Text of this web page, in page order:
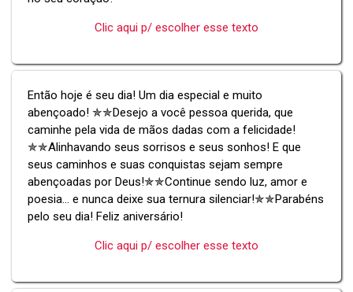
Clic aqui p/ escolher esse texto
Então hoje é seu dia! Um dia especial e muito
abençoado! ✯✯Desejo a você pessoa querida, que
caminhe pela vida de mãos dadas com a felicidade!
✯✯Alinhavando seus sorrisos e seus sonhos! E que
seus caminhos e suas conquistas sejam sempre
abençoadas por Deus!✯✯Continue sendo luz, amor e
poesia... e nunca deixe sua ternura silenciar!✯✯Parabéns
pelo seu dia! Feliz aniversário!
Clic aqui p/ escolher esse texto